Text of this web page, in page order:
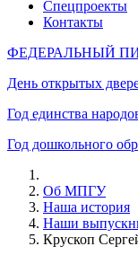
Спецпроекты
Контакты
ФЕДЕРАЛЬНЫЙ
День открытых
Год единства
Год дошкольного
Об МПГУ
Наша история
Наши
Крускоп